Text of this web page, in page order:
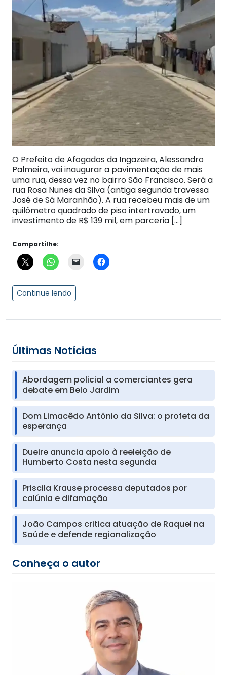
O Prefeito de Afogados da Ingazeira, Alessandro
Palmeira, vai inaugurar a pavimentação de mais
uma rua, dessa vez no bairro São Francisco. Será a
rua Rosa Nunes da Silva (antiga segunda travessa
José de Sá Maranhão). A rua recebeu mais de um
quilômetro quadrado de piso intertravado, um
investimento de R$ 139 mil, em parceria […]
Compartilhe:
Continue lendo
Últimas Notícias
Abordagem policial a comerciantes gera
debate em Belo Jardim
Dom Limacêdo Antônio da Silva: o profeta da
esperança
Dueire anuncia apoio à reeleição de
Humberto Costa nesta segunda
Priscila Krause processa deputados por
calúnia e difamação
João Campos critica atuação de Raquel na
Saúde e defende regionalização
Conheça o autor